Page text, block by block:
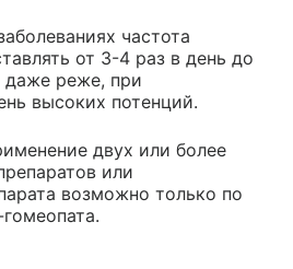
частота
от 3-4 раз в день до
даже реже, при
высоких потенций.
двух или более
или
возможно только по